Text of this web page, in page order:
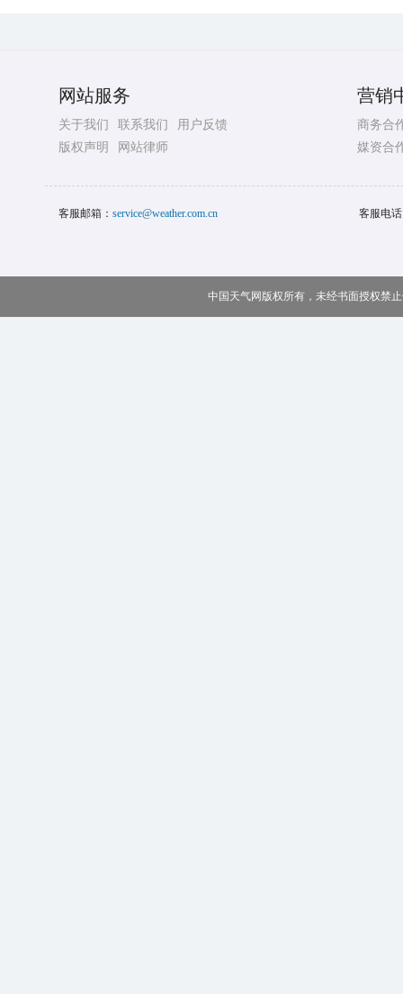
网站服务
关于我们 联系我们
用户反馈
版权声明
网站律师
营销
商务合
媒资合
客服邮箱： service@weather.com.cn 客服电
中国天气网版权所有，未经书面授权